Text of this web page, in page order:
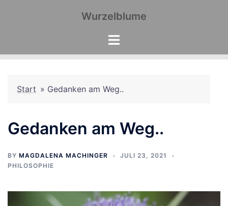
Wurzelblume
Start » Gedanken am Weg..
Gedanken am Weg..
BY MAGDALENA MACHINGER
JULI 23, 2021
PHILOSOPHIE